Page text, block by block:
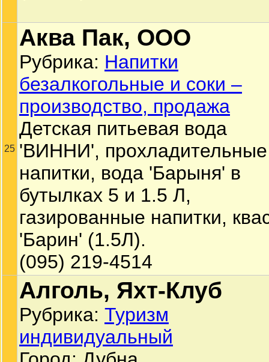
25
Аква Пак, ООО
Рубрика: Напитки
безалкогольные и соки –
производство, продажа
Детская питьевая вода
'ВИННИ', прохладительные
напитки, вода 'Барыня' в
бутылках 5 и 1.5 Л,
газированные напитки,
'Барин' (1.5Л).
(095) 219-4514
Алголь, Яхт-Клуб
Рубрика: Туризм
индивидуальный